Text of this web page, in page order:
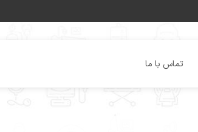
تماس با ما